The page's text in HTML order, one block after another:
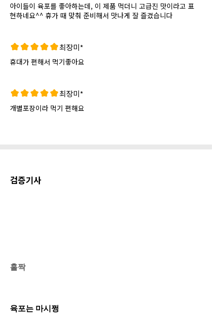
아이들이 육포를 좋아하는데, 이 제품 먹더니 고급진 맛이라고 표
현하네요^^ 휴가 때 맞춰 준비해서 맛나게 잘 즐겼습니다
최장미*
휴대가 편해서 먹기좋아요
최장미*
개별포장이라 먹기 편해요
검증기사
홀짝
육포는 마시쩡